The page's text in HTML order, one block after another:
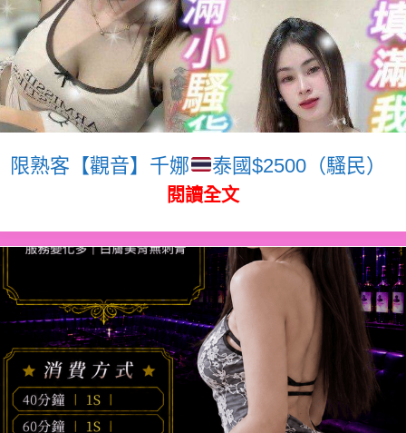
限熟客【觀音】千娜 泰國$2500（騷民）
閱讀全文